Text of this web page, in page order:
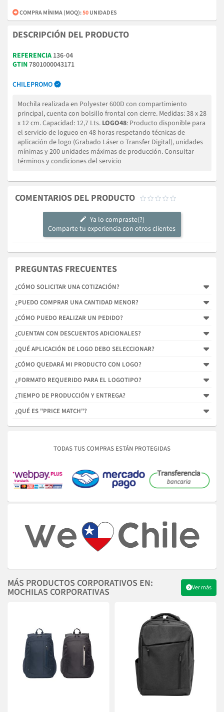
COMPRA MÍNIMA (MOQ):50UNIDADES
DESCRIPCIÓN DEL PRODUCTO
REFERENCIA 136-04
GTIN7801000043171
CHILEPROMO
Mochila realizada en Polyester 600D con compartimiento
principal, cuenta con bolsillo frontal con cierre. Medidas: 38 x 28
x 12 cm. Capacidad: 12,7 Lts. LOGO48: Producto disponible para
el servicio de logueo en 48 horas respetando técnicas de
aplicación de logo (Grabado Láser o Transfer Digital), unidades
mínimas y 200 unidades máximas de producción. Consultar
términos y condiciones del servicio
COMENTARIOS DEL PRODUCTO     
Ya lo compraste(?)
Comparte tu experiencia con otros clientes
PREGUNTAS FRECUENTES
¿CÓMO SOLICITAR UNA COTIZACIÓN?
¿PUEDO COMPRAR UNA CANTIDAD MENOR?
¿CÓMO PUEDO REALIZAR UN PEDIDO?
¿CUENTAN CON DESCUENTOS ADICIONALES?
¿QUÉ APLICACIÓN DE LOGO DEBO SELECCIONAR?
¿CÓMO QUEDARÁ MI PRODUCTO CON LOGO?
¿FORMATO REQUERIDO PARA EL LOGOTIPO?
¿TIEMPO DE PRODUCCIÓN Y ENTREGA?
¿QUÉ ES "PRICE MATCH"?
TODAS TUS COMPRAS ESTÁN PROTEGIDAS
MÁS PRODUCTOS CORPORATIVOS EN:
MOCHILAS CORPORATIVAS Ver más